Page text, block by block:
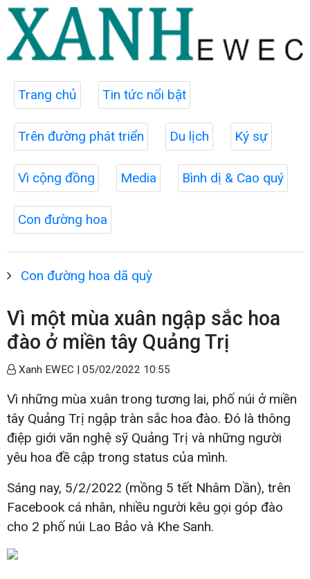
Trang chủ Tin tức nổi bật
Trên đường phát triển Du lịch Ký sự
Vì cộng đồng Media Bình dị & Cao quý
Con đường hoa
Con đường hoa dã quỳ
Vì một mùa xuân ngập sắc hoa
đào ở miền tây Quảng Trị
Xanh EWEC | 05/02/2022 10:55
Vì những mùa xuân trong tương lai, phố núi ở miền
tây Quảng Trị ngập tràn sắc hoa đào. Đó là thông
điệp giới văn nghệ sỹ Quảng Trị và những người
yêu hoa đề cập trong status của mình.
Sáng nay, 5/2/2022 (mồng 5 tết Nhâm Dần), trên
Facebook cá nhân, nhiều người kêu gọi góp đào
cho 2 phố núi Lao Bảo và Khe Sanh.